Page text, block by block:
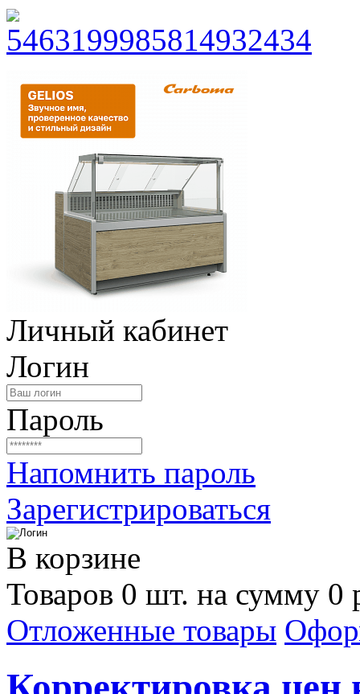
Личный кабинет
Логин
Пароль
Напомнить пароль
Зарегистрироваться
В корзине
Товаров 0 шт. на сумму 0
Отложенные товары